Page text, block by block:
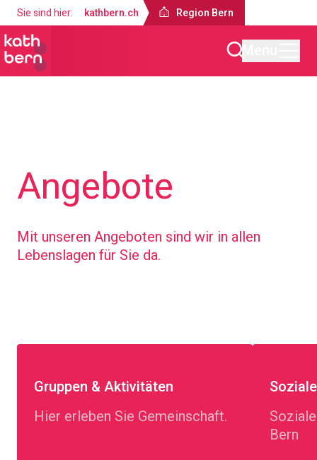
Sie sind hier: kathbern.ch Region Bern
Angebote
Mit unseren Angeboten sind wir in allen
Lebenslagen für Sie da.
Gruppen & Aktivitäten
Hier erleben Sie Gemeinschaft.
Bern